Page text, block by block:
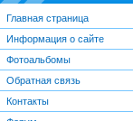
Главная страница
Информация о сайте
Фотоальбомы
Обратная связь
Контакты